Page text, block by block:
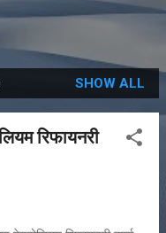
SHOW ALL
रिफायनरी